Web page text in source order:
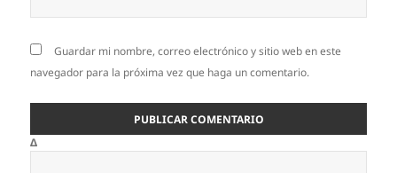
Guardar mi nombre, correo electrónico y sitio web en este
navegador para la próxima vez que haga un comentario.
Δ